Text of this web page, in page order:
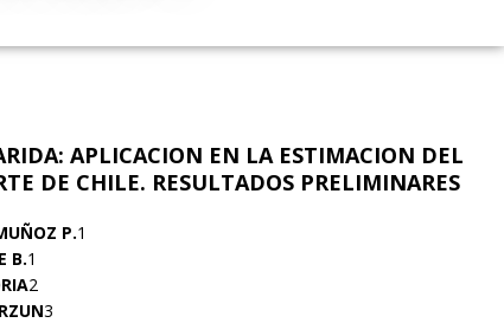
APLICACION EN LA ESTIMACION DEL
DE CHILE. RESULTADOS PRELIMINARES
P.1
B.1
2
3